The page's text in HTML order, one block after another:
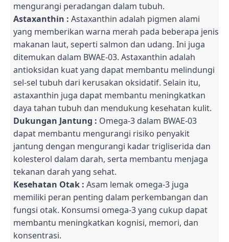
mengurangi peradangan dalam tubuh.
Astaxanthin : Astaxanthin adalah pigmen alami
yang memberikan warna merah pada beberapa jenis
makanan laut, seperti salmon dan udang. Ini juga
ditemukan dalam BWAE-03. Astaxanthin adalah
antioksidan kuat yang dapat membantu melindungi
sel-sel tubuh dari kerusakan oksidatif. Selain itu,
astaxanthin juga dapat membantu meningkatkan
daya tahan tubuh dan mendukung kesehatan kulit.
Dukungan Jantung : Omega-3 dalam BWAE-03
dapat membantu mengurangi risiko penyakit
jantung dengan mengurangi kadar trigliserida dan
kolesterol dalam darah, serta membantu menjaga
tekanan darah yang sehat.
Kesehatan Otak : Asam lemak omega-3 juga
memiliki peran penting dalam perkembangan dan
fungsi otak. Konsumsi omega-3 yang cukup dapat
membantu meningkatkan kognisi, memori, dan
konsentrasi.